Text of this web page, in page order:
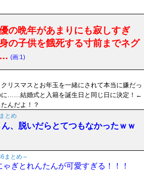
の晩年があまりにも寂しすぎ
の子供を餓死する寸前までネグ
(画:1)
リスマスとお年玉を一緒にされて本当に嫌だっ
に……結婚式と入籍を誕生日と同じ日に決定！←
んだよ！？
とめ
ん、脱いだらとてつもなかったｗｗ
まとめ～
ぎとれんたんが可愛すぎる！！！